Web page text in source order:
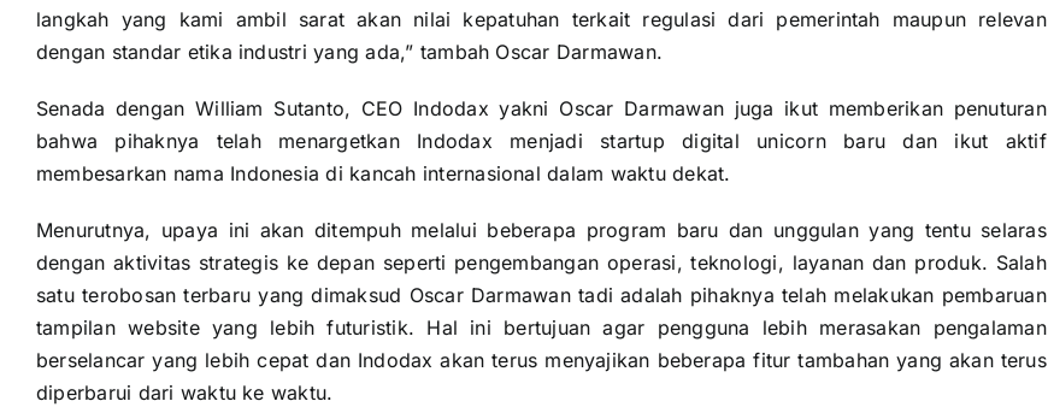
langkah yang kami ambil sarat akan nilai kepatuhan terkait regulasi dari pemerintah maupun relevan
dengan standar etika industri yang ada,” tambah Oscar Darmawan.
Senada dengan William Sutanto, CEO Indodax yakni Oscar Darmawan juga ikut memberikan penuturan
bahwa pihaknya telah menargetkan Indodax menjadi startup digital unicorn baru dan ikut aktif
membesarkan nama Indonesia di kancah internasional dalam waktu dekat.
Menurutnya, upaya ini akan ditempuh melalui beberapa program baru dan unggulan yang tentu selaras
dengan aktivitas strategis ke depan seperti pengembangan operasi, teknologi, layanan dan produk. Salah
satu terobosan terbaru yang dimaksud Oscar Darmawan tadi adalah pihaknya telah melakukan pembaruan
tampilan website yang lebih futuristik. Hal ini bertujuan agar pengguna lebih merasakan pengalaman
berselancar yang lebih cepat dan Indodax akan terus menyajikan beberapa fitur tambahan yang akan terus
diperbarui dari waktu ke waktu.